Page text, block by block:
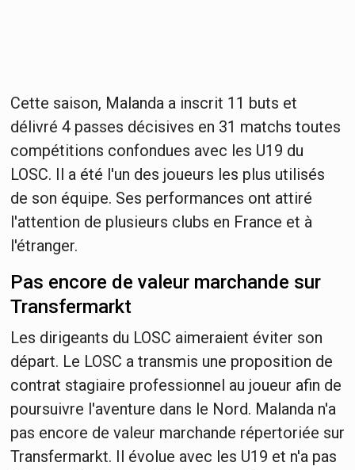
Cette saison, Malanda a inscrit 11 buts et
délivré 4 passes décisives en 31 matchs toutes
compétitions confondues avec les U19 du
LOSC. Il a été l'un des joueurs les plus utilisés
de son équipe. Ses performances ont attiré
l'attention de plusieurs clubs en France et à
l'étranger.
Pas encore de valeur marchande sur
Transfermarkt
Les dirigeants du LOSC aimeraient éviter son
départ. Le LOSC a transmis une proposition de
contrat stagiaire professionnel au joueur afin de
poursuivre l'aventure dans le Nord. Malanda n'a
pas encore de valeur marchande répertoriée sur
Transfermarkt. Il évolue avec les U19 et n'a pas